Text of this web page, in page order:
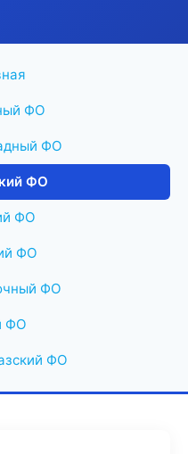
ФО
ФО
ФО
ФО
ФО
ФО
ФО
ФО